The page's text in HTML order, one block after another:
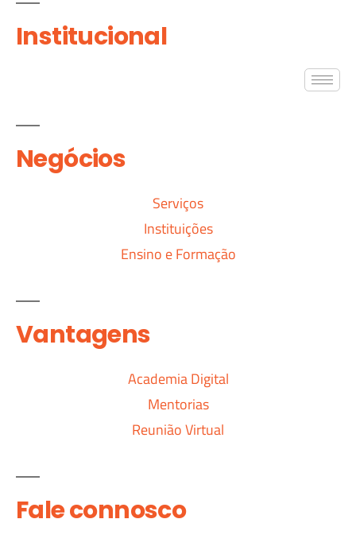
Institucional
Negócios
Serviços
Instituições
Ensino e Formação
Vantagens
Academia Digital
Mentorias
Reunião Virtual
Fale connosco